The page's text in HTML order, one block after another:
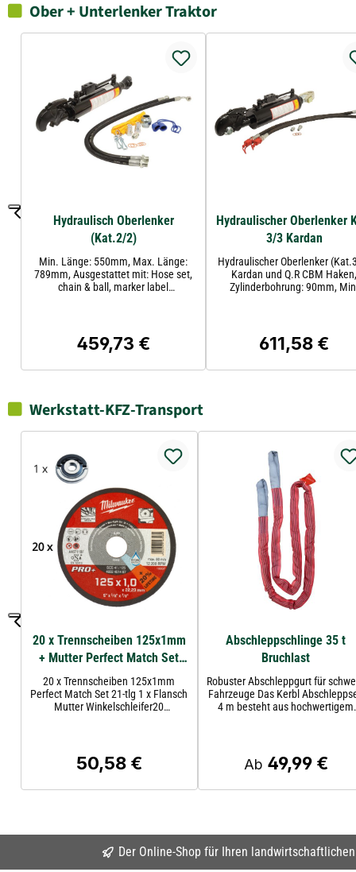
Ober + Unterlenker Traktor
Hydraulisch Oberlenker
(Kat.2/2)
Min. Länge: 550mm, Max. Länge:
789mm, Ausgestattet mit: Hose set,
chain & ball, marker label
HakenGeeignet für Maschinen bis PS
kW100PS (74kW)Gewicht kg bei 180
mm789Mindestlänge
mm550Rückschlagventil
mm35TraktorseitigKugelTraktorseitige
BefestigungBall EndZylinderbohrung
Regulärer Preis:
459,73 €
Hydraulischer Oberlenker
3/3 Kardan
Hydraulischer Oberlenker
Kardan und Q.R CBM Haken,
Zylinderbohrung: 90mm,
Regulärer Preis:
611,58 €
Werkstatt-KFZ-Transport
20 x Trennscheiben 125x1mm
+ Mutter Perfect Match Set
21-tlg
20 x Trennscheiben 125x1mm
Perfect Match Set 21-tlg 1 x Flansch
Mutter Winkelschleifer20
125BOHRUNGSDURCHMESSER
(MM): 22.2BREITE (MM): 1INHALT:
Scheibenwechsel in Sekunden, kein
Werkzeug erforderlich.12 Sekunden
für kompletten
Regulärer Preis:
50,58 €
Abschleppschlinge 35 t
Bruchlast
Robuster Abschleppgurt für
Fahrzeuge Das Kerbl Abschleppseil
4 m besteht aus hochwertigem
wie LKW, Traktoren oder
Baumaschinen. Mit verstärkten
Material mit doppelter
Ummantelung robuste
mit verstärkten Endschlaufen
Regulärer Preis:
Ab 49,99 €
Der Online-Shop für Ihren